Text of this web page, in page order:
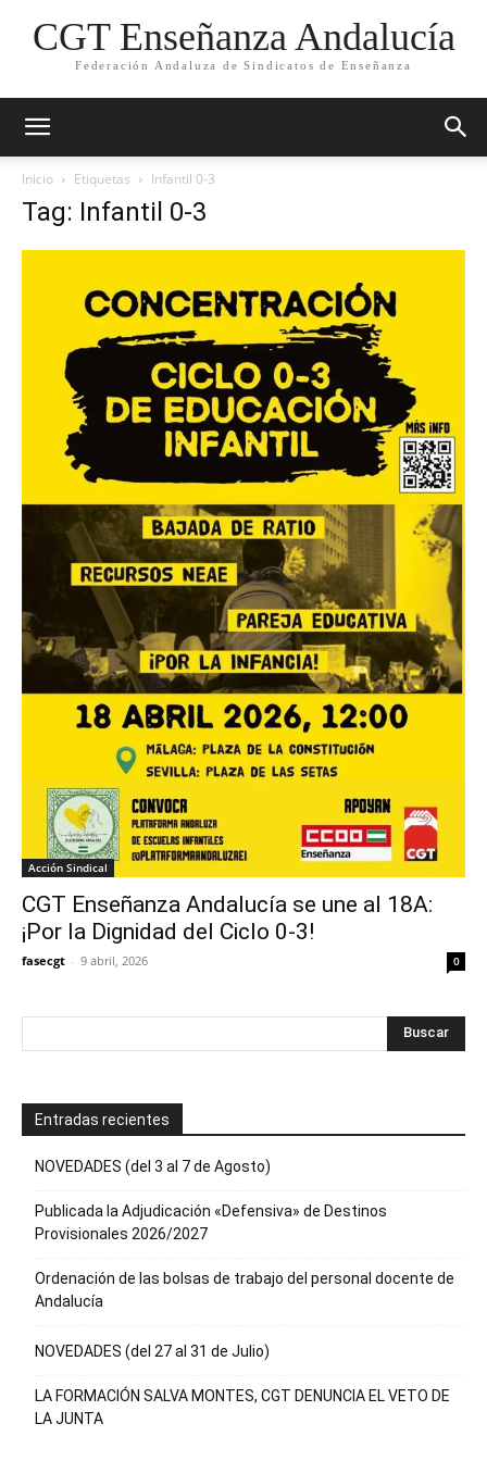
CGT Enseñanza Andalucía
Federación Andaluza de Sindicatos de Enseñanza
Inicio Etiquetas Infantil 0-3
Tag: Infantil 0-3
Acción Sindical
CGT Enseñanza Andalucía se une al 18A:
¡Por la Dignidad del Ciclo 0-3!
fasecgt - 9 abril, 2026 0
Entradas recientes
NOVEDADES (del 3 al 7 de Agosto)
Publicada la Adjudicación «Defensiva» de Destinos
Provisionales 2026/2027
Ordenación de las bolsas de trabajo del personal docente de
Andalucía
NOVEDADES (del 27 al 31 de Julio)
LA FORMACIÓN SALVA MONTES, CGT DENUNCIA EL VETO DE
LA JUNTA